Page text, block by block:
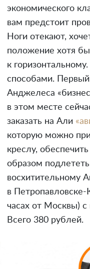
экономического
вам предстоит
Ноги отекают,
положение хотя
к
способами.
Анджелеса
в этом месте
заказать на Али
которую можно
креслу,
образом
восхитительному
в
часах от Москвы)
Всего 380 рублей.